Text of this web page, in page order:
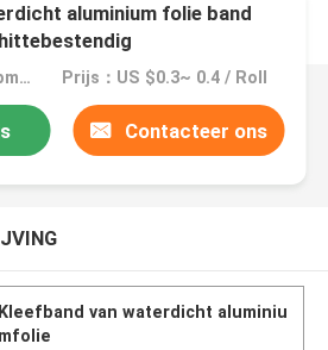
aluminium folie band
MOQ：USD5000/shipment Prijs：US $0.3~ 0.4 / Roll
Contacteer ons
Kleefband van waterdicht aluminiu
mfolie